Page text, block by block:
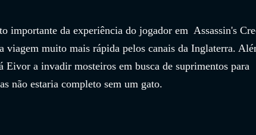
importante da experiência do jogador em  Assassin's
viagem muito mais rápida pelos canais da Inglaterra.
Eivor a invadir mosteiros em busca de suprimentos para
não estaria completo sem um gato.